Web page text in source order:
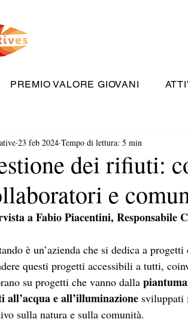
PREMIO VALORE GIOVANI
dei rifiuti:
e
23 feb 2024 Tempo di lettura: 5 min
a Fabio Piacentini, Responsabile
è un’azienda che si dedica a
questi progetti accessibili a tutti,
su progetti che vanno dalla
all’acqua e all’illuminazione sviluppati
sulla natura e sulla comunità.